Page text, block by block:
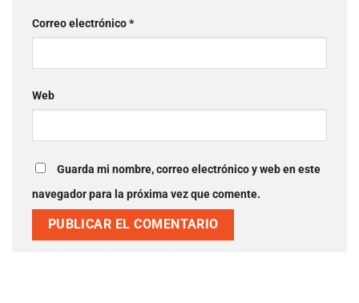
Correo electrónico*
Web
Guarda mi nombre, correo electrónico y web en este
navegador para la próxima vez que comente.